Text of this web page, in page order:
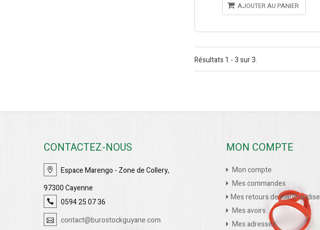
AJOUTER AU PANIER
Résultats 1 - 3 sur 3.
CONTACTEZ-NOUS
Espace Marengo - Zone de Collery,
97300 Cayenne
0594 25 07 36
contact@burostockguyane.com
MON COMPTE
Mon compte
Mes commandes
Mes retours de marchandise
Mes avoirs
Mes adresses